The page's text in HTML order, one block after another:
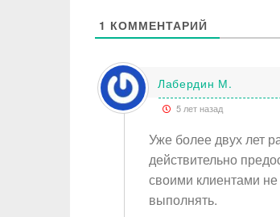
1 КОММЕНТАРИЙ
Лабердин М.
5 лет назад
Уже более двух лет
действительно
своими клиентами
выполнять.